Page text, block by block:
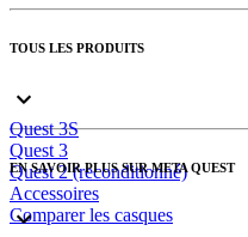
TOUS LES PRODUITS
Quest 3S
Quest 3
Quest 2 (reconditionné)
Accessoires
Comparer les casques
EN SAVOIR PLUS SUR META QUEST